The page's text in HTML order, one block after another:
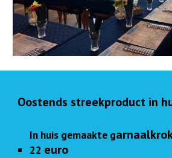
Oostends streekproduct in
In huis gemaakte g
22 euro